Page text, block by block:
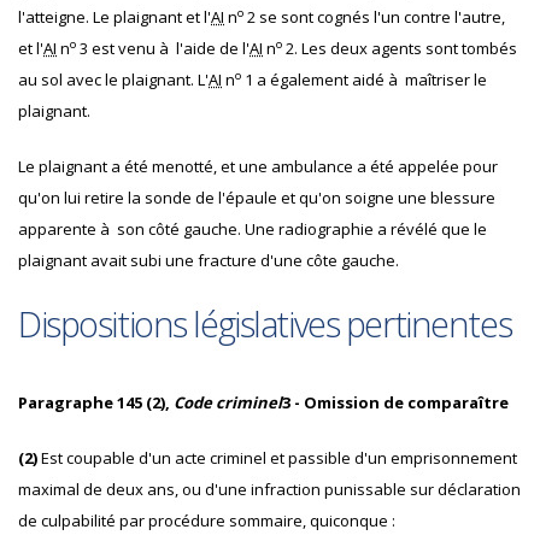
l'atteigne. Le plaignant et l'AI no 2 se sont cognés l'un contre l'autre,
et l'AI no 3 est venu à l'aide de l'AI no 2. Les deux agents sont tombés
au sol avec le plaignant. L'AI no 1 a également aidé à maîtriser le
plaignant.
Le plaignant a été menotté, et une ambulance a été appelée pour
qu'on lui retire la sonde de l'épaule et qu'on soigne une blessure
apparente à son côté gauche. Une radiographie a révélé que le
plaignant avait subi une fracture d'une côte gauche.
Dispositions législatives pertinentes
Paragraphe 145 (2), Code criminel3 - Omission de comparaître
(2)Est coupable d'un acte criminel et passible d'un emprisonnement
maximal de deux ans, ou d'une infraction punissable sur déclaration
de culpabilité par procédure sommaire, quiconque :